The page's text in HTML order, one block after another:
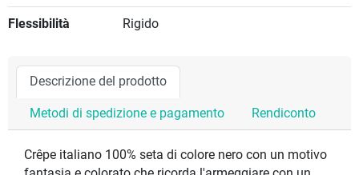
Flessibilità Rigido
Descrizione del prodotto
Metodi di spedizione e pagamento Rendiconto
Crêpe italiano 100% seta di colore nero con un motivo